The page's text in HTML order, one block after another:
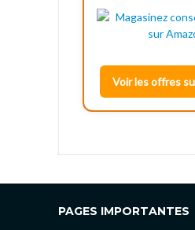
Voir les offres
PAGES IMPORTANTES